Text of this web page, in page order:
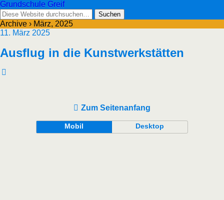
Grundschule Greif
Archive › März, 2025
11. März 2025
Ausflug in die Kunstwerkstätten
Zum Seitenanfang
Mobil Desktop